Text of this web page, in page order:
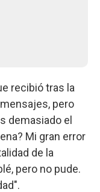
recibió tras la
pero
demasiado el
Mi gran error
de la
pero no pude.